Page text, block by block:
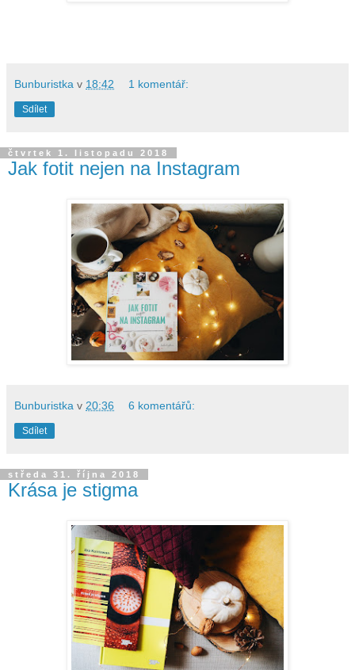
Bunburistka v 18:42 1 komentář:
Sdílet
čtvrtek 1. listopadu 2018
Jak fotit nejen na Instagram
Bunburistka v 20:36 6 komentářů:
Sdílet
středa 31. října 2018
Krása je stigma